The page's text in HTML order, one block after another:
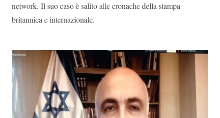
network. Il suo caso è salito alle cronache della stampa
britannica e internazionale.